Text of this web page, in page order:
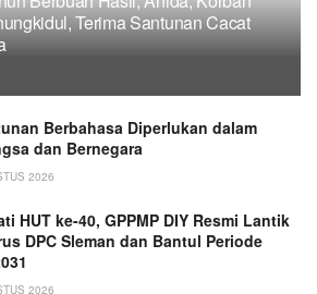
Terima Santunan Cacat
Berbahasa Diperlukan dalam
dan Bernegara
2026
HUT ke-40, GPPMP DIY Resmi Lantik
DPC Sleman dan Bantul Periode
2026